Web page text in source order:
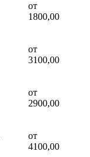
от
1800,00
от
3100,00
от
2900,00
от
4100,00